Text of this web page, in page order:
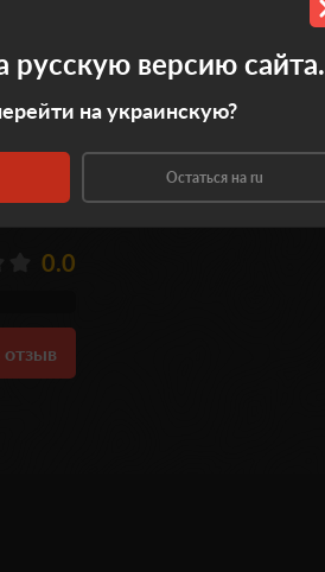
0.0
отзыв
русскую версию сайта.
на украинскую?
Остаться на ru